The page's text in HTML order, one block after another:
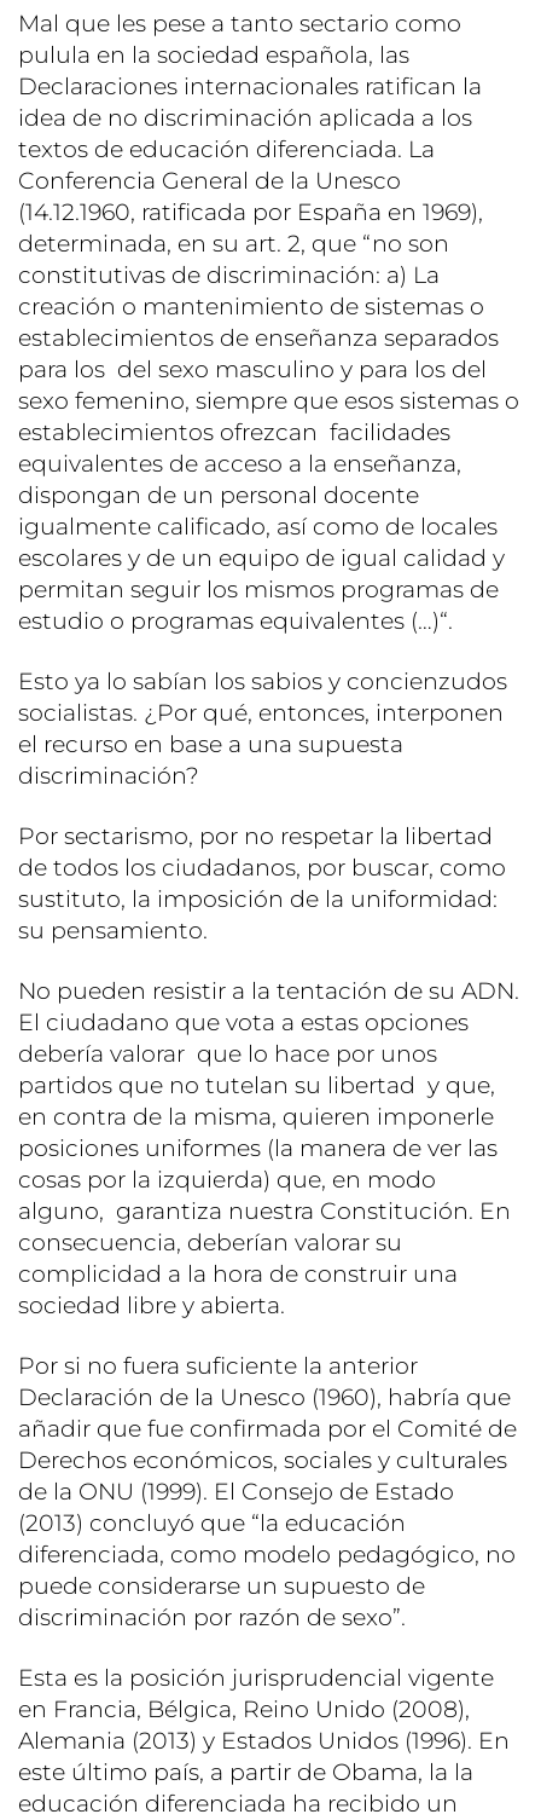
Mal que les pese a tanto sectario como
pulula en la sociedad española, las
Declaraciones internacionales ratifican la
idea de no discriminación aplicada a los
textos de educación diferenciada. La
Conferencia General de la Unesco
(14.12.1960, ratificada por España en 1969),
determinada, en su art. 2, que “no son
constitutivas de discriminación: a) La
creación o mantenimiento de sistemas o
establecimientos de enseñanza separados
para los del sexo masculino y para los del
sexo femenino, siempre que esos sistemas o
establecimientos ofrezcan facilidades
equivalentes de acceso a la enseñanza,
dispongan de un personal docente
igualmente calificado, así como de locales
escolares y de un equipo de igual calidad y
permitan seguir los mismos programas de
estudio o programas equivalentes (…)“.
Esto ya lo sabían los sabios y concienzudos
socialistas. ¿Por qué, entonces, interponen
el recurso en base a una supuesta
discriminación?
Por sectarismo, por no respetar la libertad
de todos los ciudadanos, por buscar, como
sustituto, la imposición de la uniformidad:
su pensamiento.
No pueden resistir a la tentación de su ADN.
El ciudadano que vota a estas opciones
debería valorar que lo hace por unos
partidos que no tutelan su libertad y que,
en contra de la misma, quieren imponerle
posiciones uniformes (la manera de ver las
cosas por la izquierda) que, en modo
alguno, garantiza nuestra Constitución. En
consecuencia, deberían valorar su
complicidad a la hora de construir una
sociedad libre y abierta.
Por si no fuera suficiente la anterior
Declaración de la Unesco (1960), habría que
añadir que fue confirmada por el Comité de
Derechos económicos, sociales y culturales
de la ONU (1999). El Consejo de Estado
(2013) concluyó que “la educación
diferenciada, como modelo pedagógico, no
puede considerarse un supuesto de
discriminación por razón de sexo”.
Esta es la posición jurisprudencial vigente
en Francia, Bélgica, Reino Unido (2008),
Alemania (2013) y Estados Unidos (1996). En
este último país, a partir de Obama, la la
educación diferenciada ha recibido un